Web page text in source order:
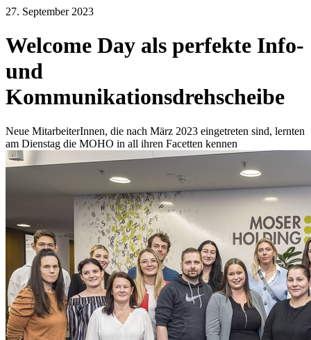
27. September 2023
Welcome Day als perfekte Info-
und
Kommunikationsdrehscheibe
Neue MitarbeiterInnen, die nach März 2023 eingetreten sind, lernten
am Dienstag die MOHO in all ihren Facetten kennen